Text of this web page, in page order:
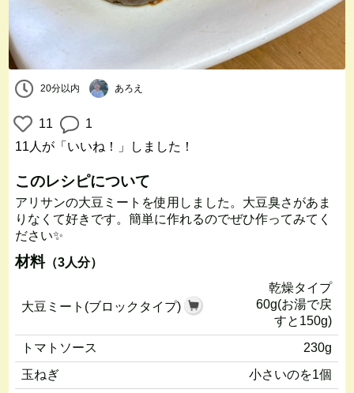
20分以内 あろえ
11
1
11人 が「いいね！」しました！
このレシピについて
アリサンの大豆ミートを使用しました。大豆臭さがあま
りなくて好きです。簡単に作れるのでぜひ作ってみてく
ださい✨
材料（3人分）
大豆ミート(ブロックタイプ)
乾燥タイプ
60g(お湯で戻
すと150g)
トマトソース
230g
玉ねぎ
小さいのを1個